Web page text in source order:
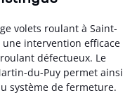
volets roulant à Saint-
intervention efficace
défectueux. Le
du-Puy permet ainsi
système de fermeture.